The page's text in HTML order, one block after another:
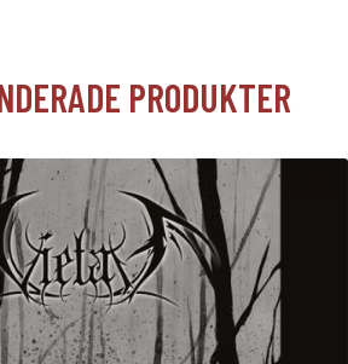
PRODUKTER